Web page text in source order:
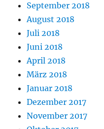
September 2018
August 2018
Juli 2018
Juni 2018
April 2018
März 2018
Januar 2018
Dezember 2017
November 2017